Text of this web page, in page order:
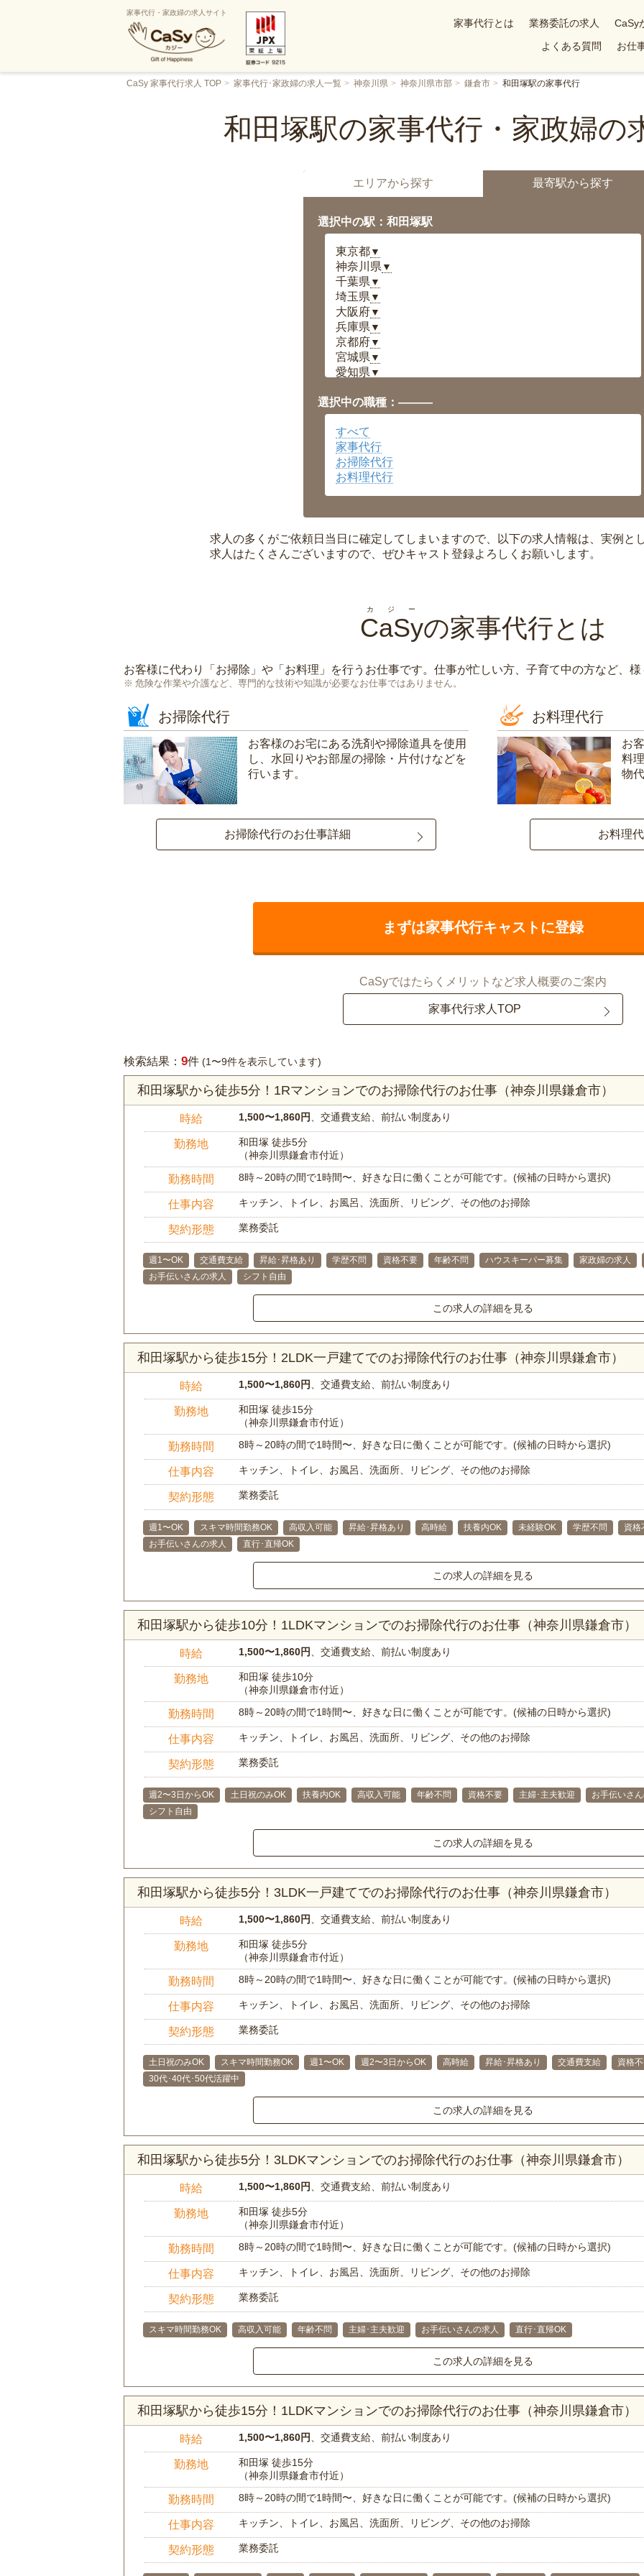
家事代行・家政婦の求人サイト
家事代行とは 業務委託の求人 CaSy
よくある質問
お仕
CaSy 家事代行求人 TOP 家事代行･家政婦の求人一覧 神奈川県 神奈川県市部 鎌倉市 和田塚駅の家事代行
和田塚駅の家事代行・家政婦の
エリアから探す 最寄駅から探す
選択中の駅：和田塚駅
東京都▼
神奈川県 ▼
千葉県 ▼
埼玉県 ▼
大阪府▼
兵庫県 ▼
京都府▼
宮城県 ▼
愛知県 ▼
岡山県▼
広島県▼
沖縄県
選択中の職種：———
すべて
家事代行
お掃除代行
お料理代行
求人の多くがご依頼日当日に確定してしまいますので、以下の求人情報は、実例と
求人はたくさんございますので、ぜひキャスト登録よろしくお願いします。
CaSy
カジー
の家事代行とは
お客様に代わり「 お掃除 」や「 お料理 」を行うお仕事です。仕事が忙しい方、子育て中の方など、
危険な作業や介護など、専門的な技術や知識が必要なお仕事ではありません。
お掃除代行
お客様のお宅にある洗剤や掃除道具を使用
し、水回りやお部屋の掃除・片付けなどを
行います。
お掃除代行のお仕事詳細
お料理代行
お
料
物
お料理
まずは家事代行キャストに登録
CaSyではたらくメリットなど求人概要のご案内
家事代行求人TOP
検索結果： 9件 (1〜9件を表示しています)
和田塚駅から徒歩5分！1Rマンションでのお掃除代行のお仕事（神奈川県鎌倉市）
時給 1,500〜1,860円 、交通費支給、前払い制度あり
勤務地
和田塚 徒歩5分
（神奈川県鎌倉市付近）
勤務時間 8時～20時の間で1時間〜、好きな日に働くことが可能です。(候補の日時から選択)
仕事内容 キッチン、トイレ、お風呂、洗面所、リビング、その他のお掃除
契約形態 業務委託
週1〜OK 交通費支給 昇給･昇格あり 学歴不問 資格不要 年齢不問 ハウスキーパー募集 家政婦の求人
お手伝いさんの求人
シフト自由
この求人の詳細を見る
和田塚駅から徒歩15分！2LDK一戸建てでのお掃除代行のお仕事（神奈川県鎌倉市）
時給 1,500〜1,860円 、交通費支給、前払い制度あり
勤務地
和田塚 徒歩15分
（神奈川県鎌倉市付近）
勤務時間 8時～20時の間で1時間〜、好きな日に働くことが可能です。(候補の日時から選択)
仕事内容 キッチン、トイレ、お風呂、洗面所、リビング、その他のお掃除
契約形態 業務委託
週1〜OK スキマ時間勤務OK 高収入可能 昇給･昇格あり 高時給 扶養内OK 未経験OK 学歴不問 資格
お手伝いさんの求人
直行･直帰OK
この求人の詳細を見る
和田塚駅から徒歩10分！1LDKマンションでのお掃除代行のお仕事（神奈川県鎌倉市）
時給 1,500〜1,860円 、交通費支給、前払い制度あり
勤務地
和田塚 徒歩10分
（神奈川県鎌倉市付近）
勤務時間 8時～20時の間で1時間〜、好きな日に働くことが可能です。(候補の日時から選択)
仕事内容 キッチン、トイレ、お風呂、洗面所、リビング、その他のお掃除
契約形態 業務委託
週2〜3日からOK 土日祝のみOK 扶養内OK 高収入可能 年齢不問 資格不要 主婦･主夫歓迎 お手伝いさん
シフト自由
この求人の詳細を見る
和田塚駅から徒歩5分！3LDK一戸建てでのお掃除代行のお仕事（神奈川県鎌倉市）
時給 1,500〜1,860円 、交通費支給、前払い制度あり
勤務地
和田塚 徒歩5分
（神奈川県鎌倉市付近）
勤務時間 8時～20時の間で1時間〜、好きな日に働くことが可能です。(候補の日時から選択)
仕事内容 キッチン、トイレ、お風呂、洗面所、リビング、その他のお掃除
契約形態 業務委託
土日祝のみOK スキマ時間勤務OK 週1〜OK 週2〜3日からOK 高時給 昇給･昇格あり 交通費支給 資格
30代･40代･50代活躍中
この求人の詳細を見る
和田塚駅から徒歩5分！3LDKマンションでのお掃除代行のお仕事（神奈川県鎌倉市）
時給 1,500〜1,860円 、交通費支給、前払い制度あり
勤務地
和田塚 徒歩5分
（神奈川県鎌倉市付近）
勤務時間 8時～20時の間で1時間〜、好きな日に働くことが可能です。(候補の日時から選択)
仕事内容 キッチン、トイレ、お風呂、洗面所、リビング、その他のお掃除
契約形態 業務委託
スキマ時間勤務OK 高収入可能 年齢不問 主婦･主夫歓迎 お手伝いさんの求人 直行･直帰OK
この求人の詳細を見る
和田塚駅から徒歩15分！1LDKマンションでのお掃除代行のお仕事（神奈川県鎌倉市）
時給 1,500〜1,860円 、交通費支給、前払い制度あり
勤務地
和田塚 徒歩15分
（神奈川県鎌倉市付近）
勤務時間 8時～20時の間で1時間〜、好きな日に働くことが可能です。(候補の日時から選択)
仕事内容 キッチン、トイレ、お風呂、洗面所、リビング、その他のお掃除
契約形態 業務委託